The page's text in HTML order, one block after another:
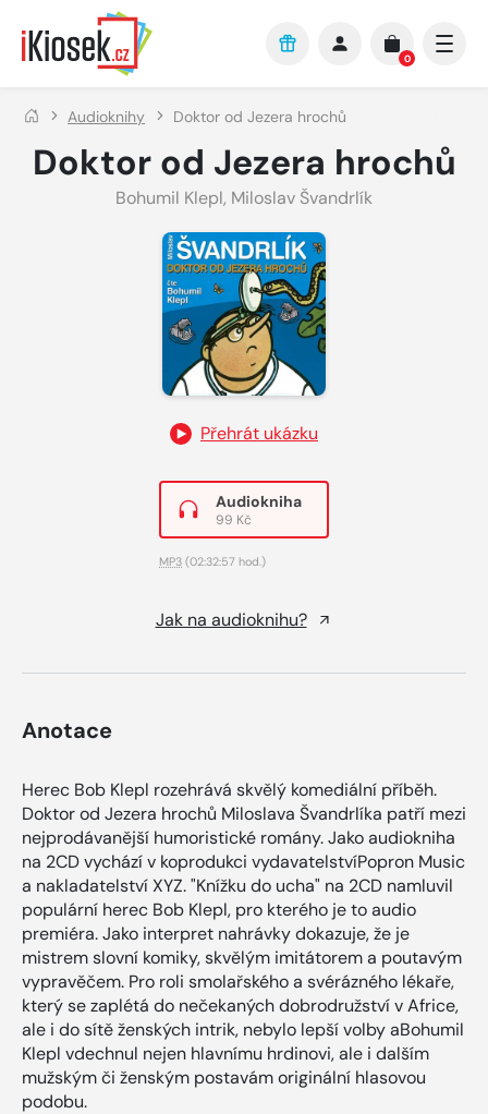
Přejít na hlavní obsah
0
Audioknihy Doktor od Jezera hrochů
Doktor od Jezera hrochů
Bohumil Klepl, Miloslav Švandrlík
Přehrát ukázku
Audiokniha
99 Kč
MP3 (02:32:57 hod.)
Jak na audioknihu?
Anotace
Herec Bob Klepl rozehrává skvělý komediální příběh.
Doktor od Jezera hrochů Miloslava Švandrlíka patří mezi
nejprodávanější humoristické romány. Jako audiokniha
na 2CD vychází v koprodukci vydavatelstvíPopron Music
a nakladatelství XYZ. "Knížku do ucha" na 2CD namluvil
populární herec Bob Klepl, pro kterého je to audio
premiéra. Jako interpret nahrávky dokazuje, že je
mistrem slovní komiky, skvělým imitátorem a poutavým
vypravěčem. Pro roli smolařského a svérázného lékaře,
který se zaplétá do nečekaných dobrodružství v Africe,
ale i do sítě ženských intrik, nebylo lepší volby aBohumil
Klepl vdechnul nejen hlavnímu hrdinovi, ale i dalším
mužským či ženským postavám originální hlasovou
podobu.